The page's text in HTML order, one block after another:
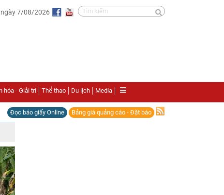
7/08/2026
hóa - Giải trí Thể thao Du lịch Media
Đọc báo giấy Online Bảng giá quảng cáo - Đặt báo